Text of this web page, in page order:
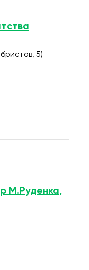
5)
М.Руденка,